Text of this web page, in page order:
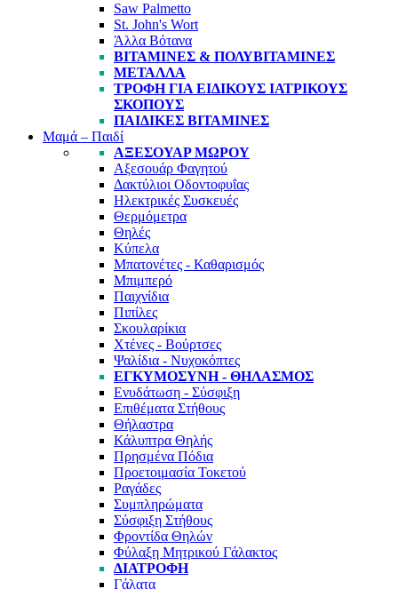
Saw Palmetto
St. John's Wort
Άλλα Βότανα
ΒΙΤΑΜΊΝΕΣ & ΠΟΛΥΒΙΤΑΜΊΝΕΣ
ΜΈΤΑΛΛΑ
ΤΡΟΦΉ ΓΙΑ ΕΙΔΙΚΟΎΣ ΙΑΤΡΙΚΟΎΣ
ΣΚΟΠΟΎΣ
ΠΑΙΔΙΚΈΣ ΒΙΤΑΜΊΝΕΣ
Μαμά – Παιδί
ΑΞΕΣΟΥΆΡ ΜΩΡΟΎ
Αξεσουάρ Φαγητού
Δακτύλιοι Οδοντοφυΐας
Ηλεκτρικές Συσκευές
Θερμόμετρα
Θηλές
Κύπελα
Μπατονέτες - Καθαρισμός
Μπιμπερό
Παιχνίδια
Πιπίλες
Σκουλαρίκια
Χτένες - Βούρτσες
Ψαλίδια - Νυχοκόπτες
ΕΓΚΥΜΟΣΎΝΗ - ΘΗΛΑΣΜΌΣ
Ενυδάτωση - Σύσφιξη
Επιθέματα Στήθους
Θήλαστρα
Κάλυπτρα Θηλής
Πρησμένα Πόδια
Προετοιμασία Τοκετού
Ραγάδες
Συμπληρώματα
Σύσφιξη Στήθους
Φροντίδα Θηλών
Φύλαξη Μητρικού Γάλακτος
ΔΙΑΤΡΟΦΉ
Γάλατα